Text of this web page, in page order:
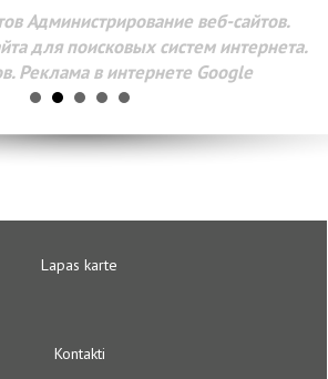
Администрирование веб-сайтов.
для поисковых систем интернета.
Реклама в интернете Google
Lapas karte
Kontakti